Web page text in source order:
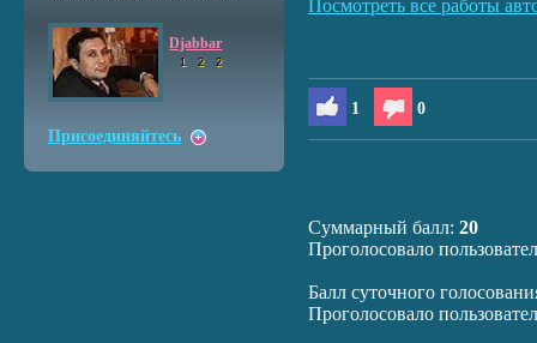
Посмотреть все работы
1 0
Суммарный балл: 20
Проголосовало
Балл суточного
Проголосовало
Djabbar
1 2 2
Присоединяйтесь